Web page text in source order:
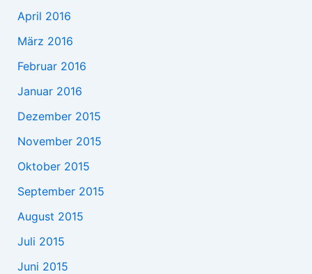
April 2016
März 2016
Februar 2016
Januar 2016
Dezember 2015
November 2015
Oktober 2015
September 2015
August 2015
Juli 2015
Juni 2015